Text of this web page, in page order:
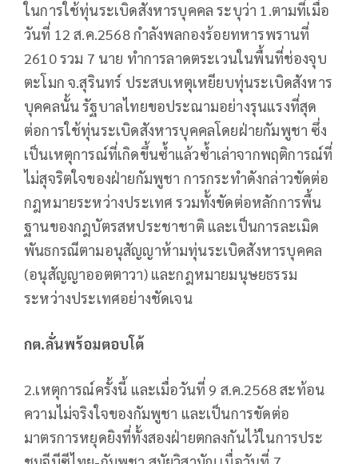
ในการใช้ทุ่นระเบิดสังหารบุคคล ระบุว่า 1.ตามที่เมื่อ
วันที่ 12 ส.ค.2568 กำลังพลกองร้อยทหารพรานที่
2610 รวม 7 นาย ทำการลาดตระเวนในพื้นที่ช่องจุบ
ตะโมก จ.สุรินทร์ ประสบเหตุเหยียบทุ่นระเบิดสังหาร
บุคคลนั้น รัฐบาลไทยขอประณามอย่างรุนแรงที่สุด
ต่อการใช้ทุ่นระเบิดสังหารบุคคลโดยฝ่ายกัมพูชา ซึ่ง
เป็นเหตุการณ์ที่เกิดขึ้นซ้ำแล้วซ้ำเล่าจากพฤติการณ์ที่
ไม่สุจริตใจของฝ่ายกัมพูชา การกระทำดังกล่าวขัดต่อ
กฎหมายระหว่างประเทศ รวมทั้งขัดต่อหลักการพื้น
ฐานของกฎบัตรสหประชาชาติ และเป็นการละเมิด
พันธกรณีตามอนุสัญญาห้ามทุ่นระเบิดสังหารบุคคล
(อนุสัญญาออตตาวา) และกฎหมายมนุษยธรรม
ระหว่างประเทศอย่างชัดเจน
กต.ลั่นพร้อมตอบโต้
2.เหตุการณ์ครั้งนี้ และเมื่อวันที่ 9 ส.ค.2568 สะท้อน
ความไม่จริงใจของกัมพูชา และเป็นการขัดต่อ
มาตรการหยุดยิงที่ทั้งสองฝ่ายตกลงกันไว้ในการประ